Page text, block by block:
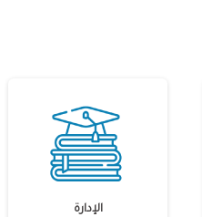
الإدارة